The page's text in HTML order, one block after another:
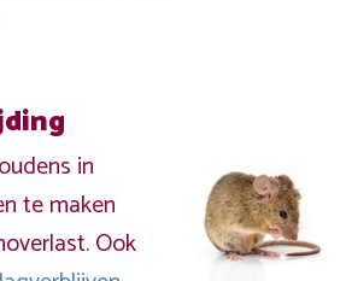
in
te maken
Ook